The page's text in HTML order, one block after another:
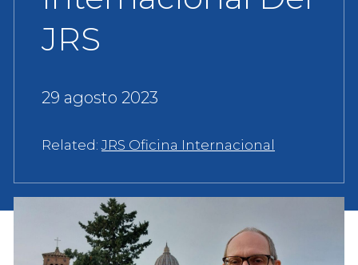
JRS
29 agosto 2023
Related:JRS Oficina Internacional